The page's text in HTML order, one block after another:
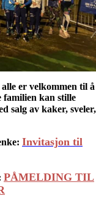
er velkommen til å
familien kan stille
salg av kaker, sveler,
: Invitasjon til
PÅMELDING TIL